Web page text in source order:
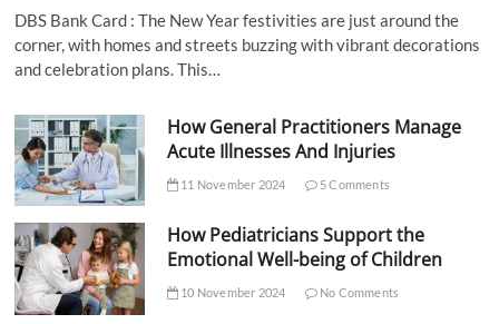
DBS Bank Card : The New Year festivities are just around the
corner, with homes and streets buzzing with vibrant decorations
and celebration plans. This…
How General Practitioners Manage
Acute Illnesses And Injuries
11 November 2024 5 Comments
How Pediatricians Support the
Emotional Well-being of Children
10 November 2024 No Comments